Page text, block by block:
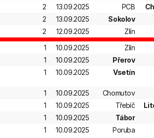
2
13.09.2025 PCB
2
13.09.2025 Sokolov
2
12.09.2025 Zlín
1
10.09.2025 Zlín
1
10.09.2025 Přerov
1
10.09.2025 Vsetín
1 10.09.2025 Chomutov
1
10.09.2025 Třebíč
1
10.09.2025 Tábor
1
10.09.2025 Poruba